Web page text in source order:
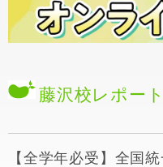
藤沢校レポート
【全学年必受】全国